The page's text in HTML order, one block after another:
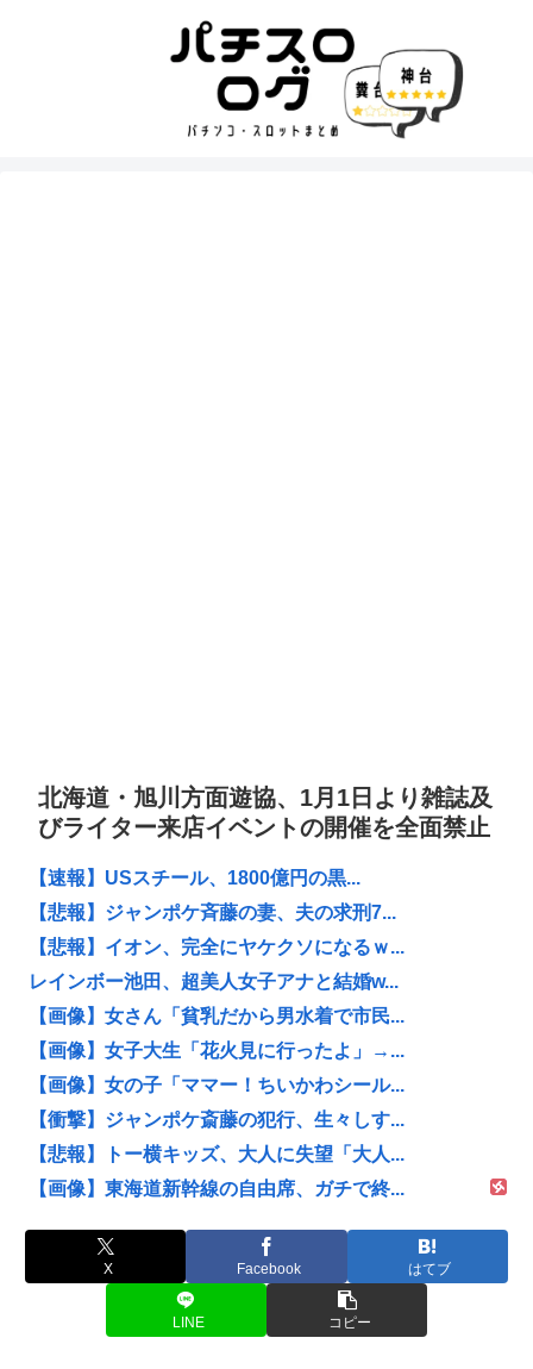
北海道・旭川方面遊協、1月1日より雑誌及
びライター来店イベントの開催を全面禁止
【速報】USスチール、1800億円の黒...
【悲報】ジャンポケ斉藤の妻、夫の求刑7...
【悲報】イオン、完全にヤケクソになるｗ...
レインボー池田、超美人女子アナと結婚w...
【画像】女さん「貧乳だから男水着で市民...
【画像】女子大生「花火見に行ったよ」→...
【画像】女の子「ママー！ちいかわシール...
【衝撃】ジャンポケ斎藤の犯行、生々しす...
【悲報】トー横キッズ、大人に失望「大人...
【画像】東海道新幹線の自由席、ガチで終...
X Facebook はてブ
LINE コピー